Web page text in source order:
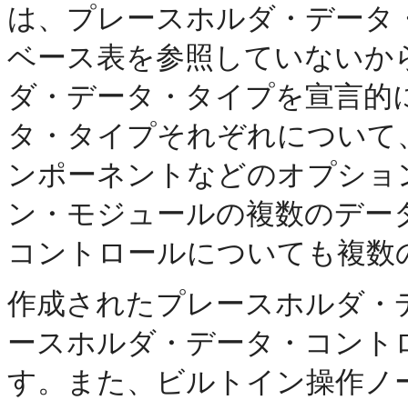
は、プレースホルダ・デー
ベース表を参照していない
ダ・データ・タイプを宣言
タ・タイプそれぞれについ
ンポーネントなどのオプシ
ン・モジュールの複数のデ
コントロールについても複
作成されたプレースホルダ
ースホルダ・データ・コン
す。また、ビルトイン操作